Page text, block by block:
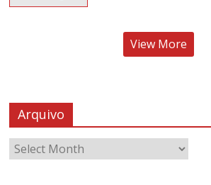
View More
Arquivo